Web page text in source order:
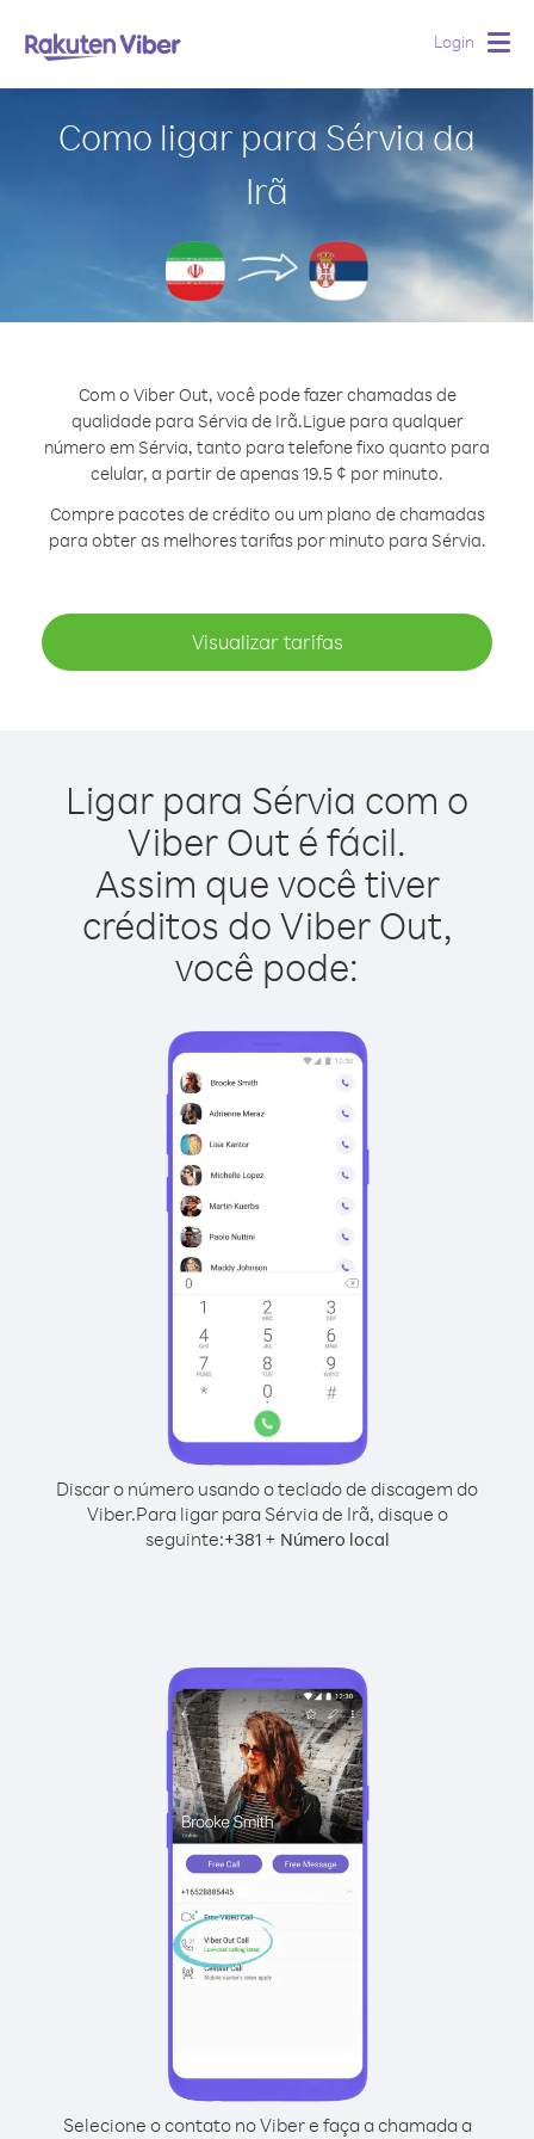
Login
Como ligar para Sérvia da
Irã
Com o Viber Out, você pode fazer chamadas de
qualidade para Sérvia de Irã.Ligue para qualquer
número em Sérvia, tanto para telefone fixo quanto para
celular, a partir de apenas 19.5 ¢ por minuto.
Compre pacotes de crédito ou um plano de chamadas
para obter as melhores tarifas por minuto para Sérvia.
Visualizar tarifas
Ligar para Sérvia com o
Viber Out é fácil.
Assim que você tiver
créditos do Viber Out,
você pode:
Discar o número usando o teclado de discagem do
Viber.Para ligar para Sérvia de Irã, disque o
seguinte:+381+ Número local
Selecione o contato no Viber e faça a chamada a